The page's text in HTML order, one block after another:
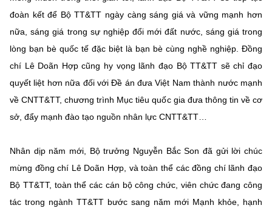
đoàn kết để Bộ TT&TT ngày càng sáng giá và vững mạnh hơn
nữa, sáng giá trong sự nghiệp đổi mới đất nước, sáng giá trong
lòng bạn bè quốc tế đặc biệt là bạn bè cùng nghề nghiệp. Đồng
chí Lê Doãn Hợp cũng hy vọng lãnh đạo Bộ TT&TT sẽ chỉ đạo
quyết liệt hơn nữa đối với Đề án đưa Việt Nam thành nước mạnh
về CNTT&TT, chương trình Mục tiêu quốc gia đưa thông tin về cơ
sở, đẩy mạnh đào tạo nguồn nhân lực CNTT&TT…
Nhân dịp năm mới, Bộ trưởng Nguyễn Bắc Son đã gửi lời chúc
mừng đồng chí Lê Doãn Hợp, và toàn thể các đồng chí lãnh đạo
Bộ TT&TT, toàn thể các cán bộ công chức, viên chức đang công
tác trong ngành TT&TT bước sang năm mới Mạnh khỏe, hạnh